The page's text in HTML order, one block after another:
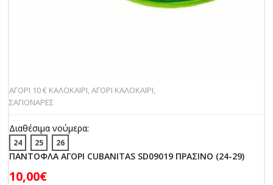
ΑΓΟΡΙ 10 € ΚΑΛΟΚΑΙΡΙ,ΑΓΟΡΙ ΚΑΛΟΚΑΙΡΙ,
ΣΑΓΙΟΝΑΡΕΣ
Διαθέσιμα νούμερα:
24 25 26
ΠΑΝΤΟΦΛΑ ΑΓΟΡΙ CUBANITAS SD09019 ΠΡΑΣΙΝΟ (24-29)
10,00€